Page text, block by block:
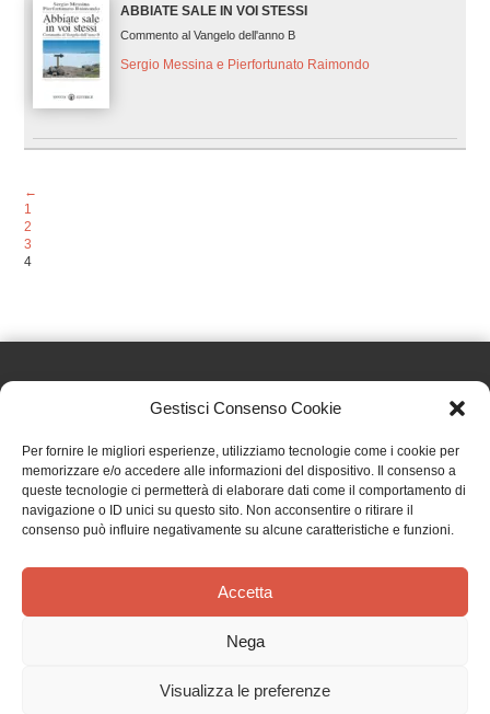
Gestisci Consenso Cookie
Per fornire le migliori esperienze, utilizziamo tecnologie come i cookie per
memorizzare e/o accedere alle informazioni del dispositivo. Il consenso a
queste tecnologie ci permetterà di elaborare dati come il comportamento di
navigazione o ID unici su questo sito. Non acconsentire o ritirare il
consenso può influire negativamente su alcune caratteristiche e funzioni.
Accetta
Nega
Visualizza le preferenze
ABBIATE SALE IN VOI STESSI
Commento al Vangelo dell'anno B
Sergio Messina e Pierfortunato Raimondo
←
1
2
3
4
Effatà Editrice di Pellegrino Paolo SAS
C.F. e P.IVA 09655250018
Via Tre Denti, 1 - 10060 Cantalupa (TO)
Telefono: (+39) 0121 353452 - Fax: (+39) 0121 353839
TERMINI E CONDIZIONI